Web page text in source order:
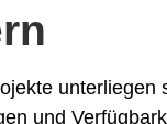
unterliegen
und